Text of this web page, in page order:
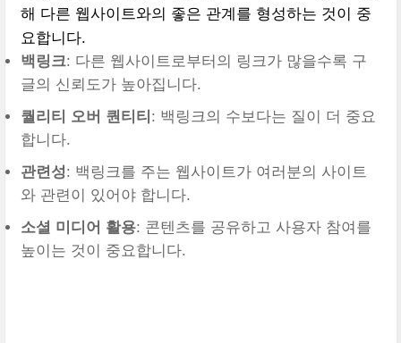
해 다른 웹사이트와의 좋은 관계를 형성하는 것이 중
요합니다.
백링크: 다른 웹사이트로부터의 링크가 많을수록 구
글의 신뢰도가 높아집니다.
퀄리티 오버 퀀티티 : 백링크의 수보다는 질이 더 중요
합니다.
관련성: 백링크를 주는 웹사이트가 여러분의 사이트
와 관련이 있어야 합니다.
소셜 미디어 활용: 콘텐츠를 공유하고 사용자 참여를
높이는 것이 중요합니다.